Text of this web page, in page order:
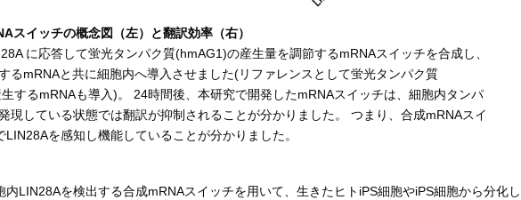
スイッチの概念図（左）と翻訳効率（右）
に応答して蛍光タンパク質(hmAG1)の産生量を調節するmRNAスイッチを合成し、
るmRNAと共に細胞内へ導入させました(リファレンスとして蛍光タンパク質
するmRNAも導入)。 24時間後、本研究で開発したmRNAスイッチは、細胞内タンパ
現している状態では翻訳が抑制されることが分かりました。 つまり、合成mRNAスイ
LIN28Aを感知し機能していることが分かりました。
内LIN28Aを検出する合成mRNAスイッチを用いて、生きたヒトiPS細胞やiPS細胞から分化し